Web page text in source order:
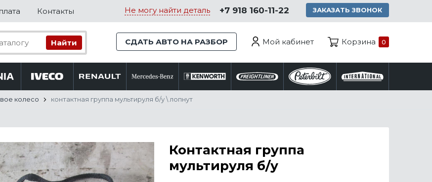
Контакты Не могу найти деталь +7 918 160-11-22 ЗАКАЗАТЬ ЗВОНОК
СДАТЬ АВТО НА РАЗБОР Мой кабинет Корзина 0
колесо контактная группа мультируля б/у \ лопнут
Контактная группа
мультируля б/у